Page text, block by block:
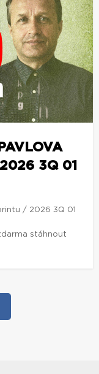
3Q 01
/ 2026 3Q 01
stáhnout